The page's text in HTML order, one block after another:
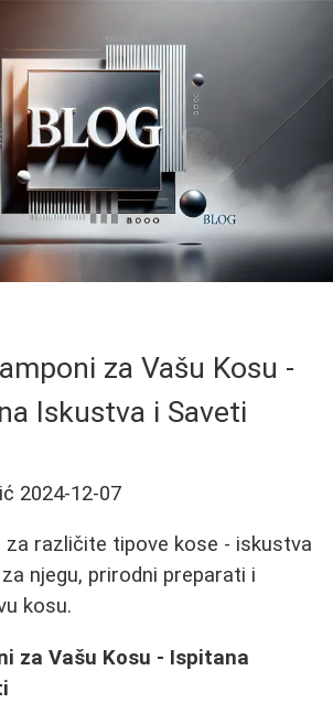
za Vašu Kosu -
Iskustva i Saveti
2024-12-07
za različite tipove kose - iskustva
njegu, prirodni preparati i
kosu.
za Vašu Kosu - Ispitana